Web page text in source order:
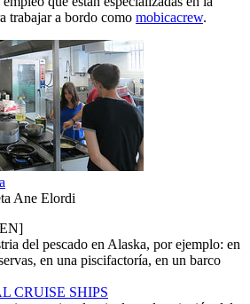
trabajar a bordo como mobicacrew.
Ane Elordi
del pescado en Alaska, por ejemplo: en
en una piscifactoría, en un barco
CRUISE SHIPS